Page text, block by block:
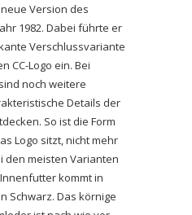
Version des
1982. Dabei führte er
Verschlussvariante
CC-Logo ein. Bei
noch weitere
Details der
So ist die Form
Logo sitzt, nicht mehr
den meisten Varianten
kommt in
Schwarz. Das körnige